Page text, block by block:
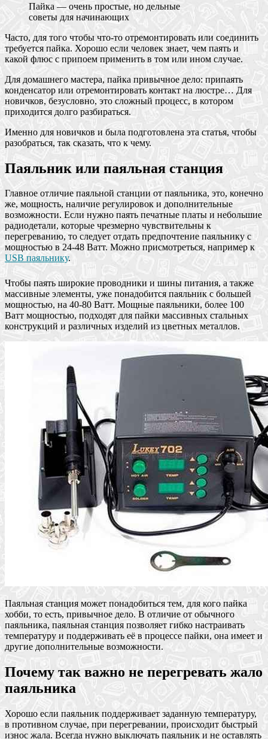
Пайка — очень простые, но дельные
советы для начинающих
Часто, для того чтобы что-то отремонтировать или соединить
требуется пайка. Хорошо если человек знает, чем паять и
какой флюс с припоем применить в том или ином случае.
Для домашнего мастера, пайка привычное дело: припаять
конденсатор или отремонтировать контакт на люстре… Для
новичков, безусловно, это сложный процесс, в котором
приходится долго разбираться.
Именно для новичков и была подготовлена эта статья, чтобы
разобраться, так сказать, что к чему.
Паяльник или паяльная станция
Главное отличие паяльной станции от паяльника, это, конечно
же, мощность, наличие регулировок и дополнительные
возможности. Если нужно паять печатные платы и небольшие
радиодетали, которые чрезмерно чувствительны к
перегреванию, то следует отдать предпочтение паяльнику с
мощностью в 24-48 Ватт. Можно присмотреться, например к
USB паяльнику.
Чтобы паять широкие проводники и шины питания, а также
массивные элементы, уже понадобится паяльник с большей
мощностью, на 40-80 Ватт. Мощные паяльники, более 100
Ватт мощностью, подходят для пайки массивных стальных
конструкций и различных изделий из цветных металлов.
Паяльная станция может понадобиться тем, для кого пайка
хобби, то есть, привычное дело. В отличие от обычного
паяльника, паяльная станция позволяет гибко настраивать
температуру и поддерживать её в процессе пайки, она имеет и
другие дополнительные возможности.
Почему так важно не перегревать жало
паяльника
Хорошо если паяльник поддерживает заданную температуру,
в противном случае, при перегревании, происходит быстрый
износ жала. Всегда нужно выключать паяльник и не оставлять